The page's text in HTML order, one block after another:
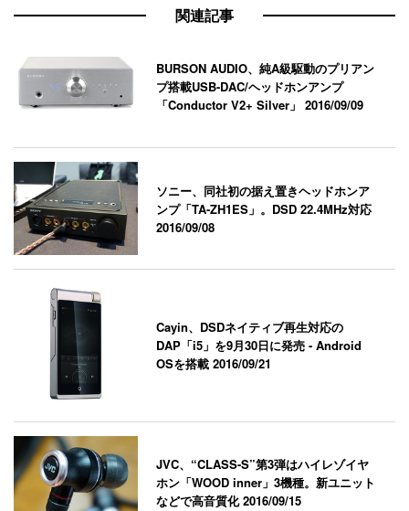
関連記事
BURSON AUDIO、純A級駆動のプリアン
プ搭載USB-DAC/ヘッドホンアンプ
「Conductor V2+ Silver」2016/09/09
ソニー、同社初の据え置きヘッドホンア
ンプ「TA-ZH1ES」。DSD 22.4MHz対応
2016/09/08
Cayin、DSDネイティブ再生対応の
DAP「i5」を9月30日に発売 - Android
OSを搭載2016/09/21
JVC、“CLASS-S”第3弾はハイレゾイヤ
ホン「WOOD inner」3機種。新ユニット
などで高音質化2016/09/15